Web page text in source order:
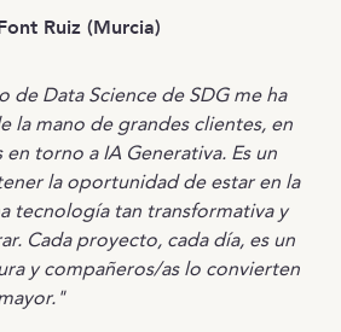
Ruiz (Murcia)
de Data Science de SDG me ha
la mano de grandes clientes, en
torno a IA Generativa. Es un
la oportunidad de estar en la
tecnología tan transformativa y
Cada proyecto, cada día, es un
y compañeros/as lo convierten